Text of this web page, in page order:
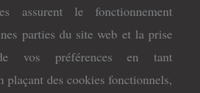
assurent le fonctionnement
parties du site web et la prise
vos préférences en tant
plaçant des cookies fonctionnels,